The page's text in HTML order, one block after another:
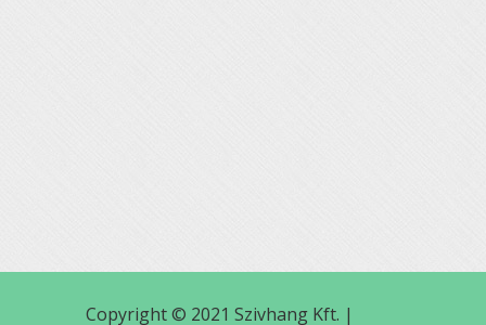
Copyright © 2021 Szivhang Kft. |